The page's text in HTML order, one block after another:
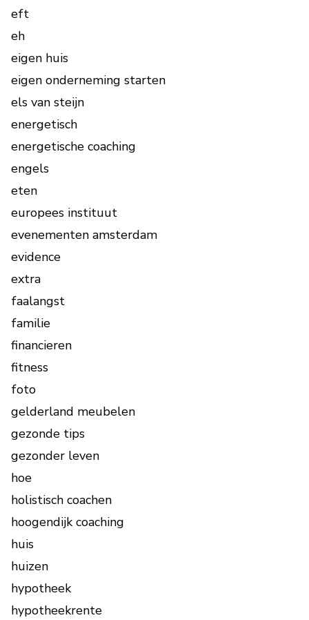
eft
eh
eigen huis
eigen onderneming starten
els van steijn
energetisch
energetische coaching
engels
eten
europees instituut
evenementen amsterdam
evidence
extra
faalangst
familie
financieren
fitness
foto
gelderland meubelen
gezonde tips
gezonder leven
hoe
holistisch coachen
hoogendijk coaching
huis
huizen
hypotheek
hypotheekrente